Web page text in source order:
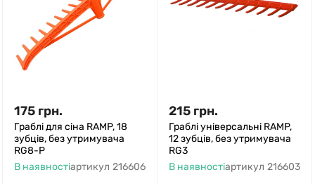
175 грн.
Граблі для сіна RAMP, 18
зубців, без утримувача
RG8-P
В наявностіартикул 216606
215 грн.
Граблі універсальні RAMP,
12 зубців, без утримувача
RG3
В наявностіартикул 216603